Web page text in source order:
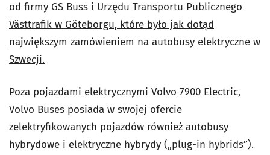
od firmy GS Buss i Urzędu Transportu Publicznego
Västtrafik w Göteborgu, które było jak dotąd
największym zamówieniem na autobusy elektryczne w
Szwecji.
Poza pojazdami elektrycznymi Volvo 7900 Electric,
Volvo Buses posiada w swojej ofercie
zelektryfikowanych pojazdów również autobusy
hybrydowe i elektryczne hybrydy („plug-in hybrids”).